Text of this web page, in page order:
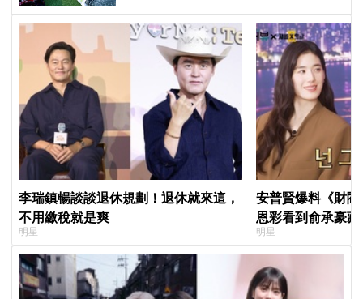
李瑞鎮暢談談退休規劃！退休就來這，
不用繳稅就是爽
明星
安普賢爆料《財
恩彩看到俞承豪
普賢只是「搞笑男
明星